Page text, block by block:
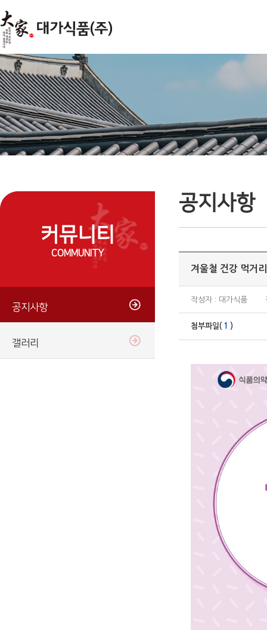
커뮤니티
COMMUNITY
공지사항
갤러리
공지사항
겨울철 건강 먹거
작성자 : 대가식품
첨부파일( 1 )